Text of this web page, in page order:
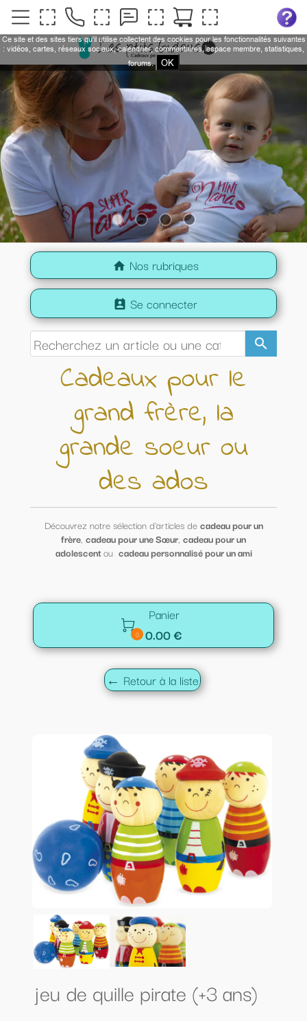
home Nos rubriques
search
perm_contact_calendar Se connecter
Cadeaux pour le
grand frère, la
grande soeur ou
des ados
Découvrez notre sélection d'articles decadeau pour un
frère, cadeau pour une Sœur, cadeau pour un
adolescentou cadeau personnalisé pour un ami

0
Panier
0.00 €
← Retour à la liste
jeu de quille pirate (+3 ans)
Ce site et des sites tiers qu'il utilise collectent des cookies pour les fonctionnalités suivantes
: vidéos, cartes, réseaux sociaux, calendrier, commentaires, espace membre, statistiques,
forums.
OK